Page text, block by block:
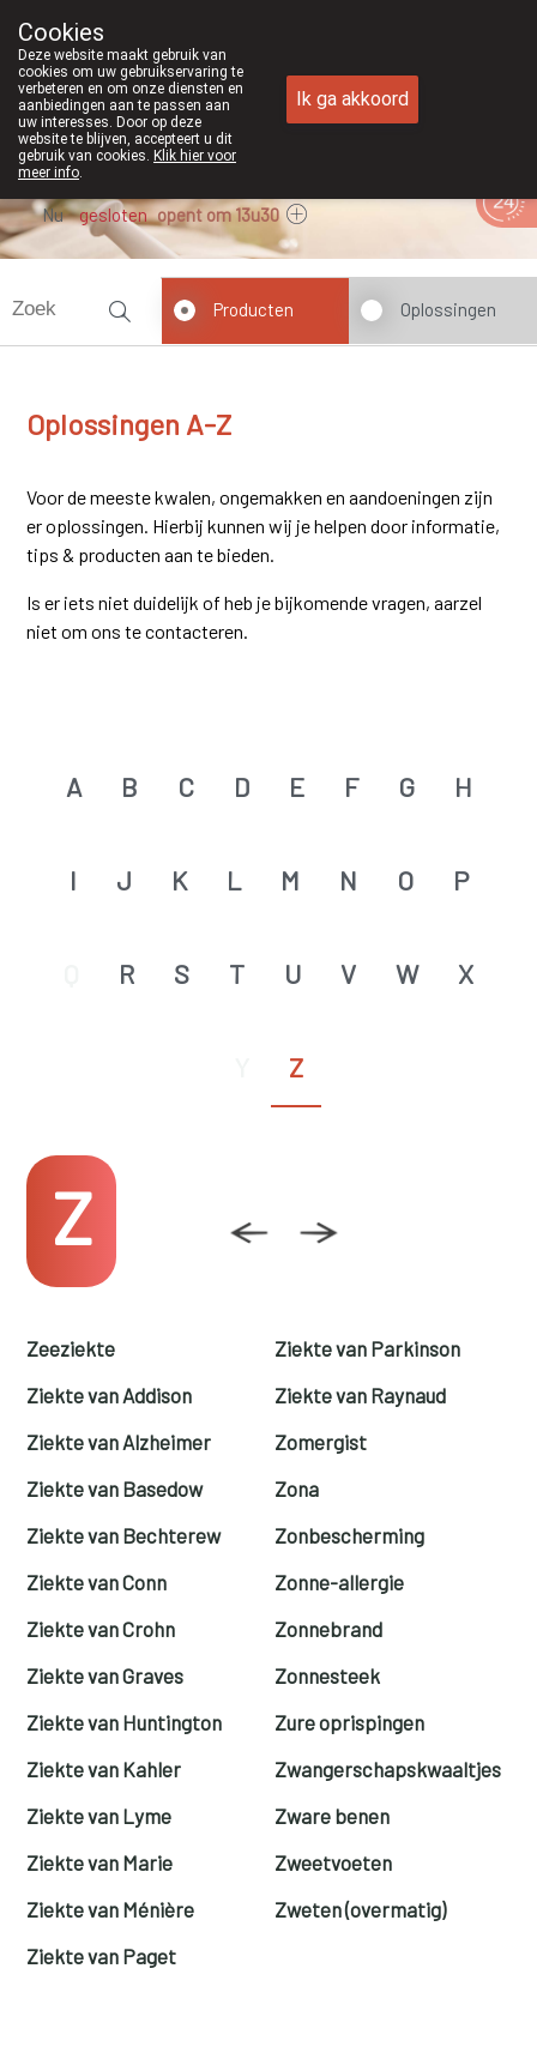
089/382429
Nu gesloten opent om 13u30
Oplossingen A-Z
Producten Oplossingen
Voor de meeste kwalen, ongemakken en aandoeningen zijn
er oplossingen. Hierbij kunnen wij je helpen door informatie,
tips & producten aan te bieden.
Is er iets niet duidelijk of heb je bijkomende vragen, aarzel
niet om ons te contacteren.
A B C D E F G H
I J K L M N O P
R S T U V W X
Z
Z
Zeeziekte
Ziekte van Addison
Ziekte van Alzheimer
Ziekte van Basedow
Ziekte van Bechterew
Ziekte van Conn
Ziekte van Crohn
Ziekte van Graves
Ziekte van Huntington
Ziekte van Kahler
Ziekte van Lyme
Ziekte van Marie
Ziekte van Ménière
Ziekte van Paget
Ziekte van Parkinson
Ziekte van Raynaud
Zomergist
Zona
Zonbescherming
Zonne-allergie
Zonnebrand
Zonnesteek
Zure oprispingen
Zwangerschapskwaaltjes
Zware benen
Zweetvoeten
Zweten (overmatig)
Cookies
Deze website maakt gebruik van
cookies om uw gebruikservaring te
verbeteren en om onze diensten en
aanbiedingen aan te passen aan
uw interesses. Door op deze
website te blijven, accepteert u dit
gebruik van cookies. Klik hier voor
meer info.
Ik ga akkoord